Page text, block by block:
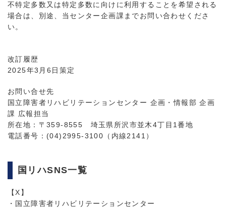
不特定多数又は特定多数に向けに利用することを希望される
場合は、別途、当センター企画課までお問い合わせくださ
い。
改訂履歴
2025年3月6日策定
お問い合せ先
国立障害者リハビリテーションセンター 企画・情報部 企画
課 広報担当
所在地：〒359-8555 埼玉県所沢市並木4丁目1番地
電話番号：(04)2995-3100（内線2141）
国リハSNS一覧
【X】
・国立障害者リハビリテーションセンター